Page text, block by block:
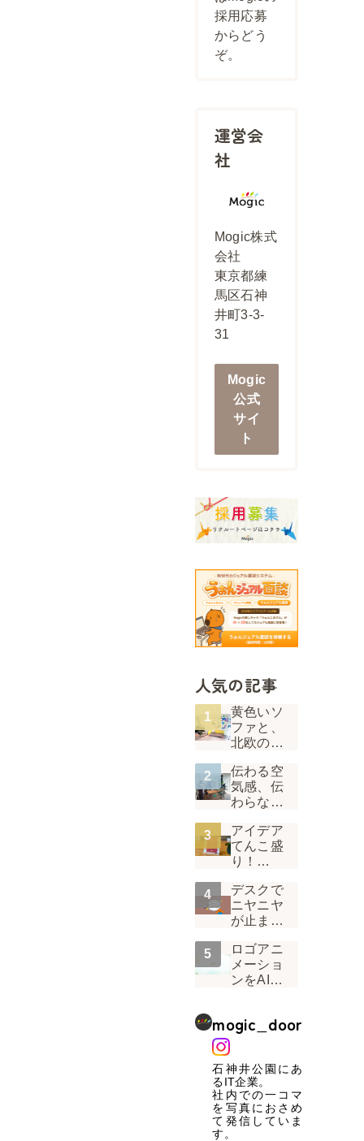
採用応募
からどう
ぞ。
運営会
社
Mogic株式
会社
東京都練
馬区石神
井町3-3-
31
Mogic
公式
サイ
ト
人気の記事
黄色いソ
ファと、
北欧の
受付の景
色が変わ
った話
伝わる空
気感、伝
わらない
さ！「い
つもの
Mogic」
工夫
アイデア
てんこ盛
り！
リジナル
カレンダ
ー2022は
カレンダ
ー」
デスクで
ニヤニヤ
が止まら
ザイナー
から見た
「うぉん
ロゴアニ
メーショ
ンをAIに
「ブレ」
った話
Vol.01
mogic_door
石神井公園にあ
るIT企業。
社内での一コマ
を写真におさめ
て発信していま
す。